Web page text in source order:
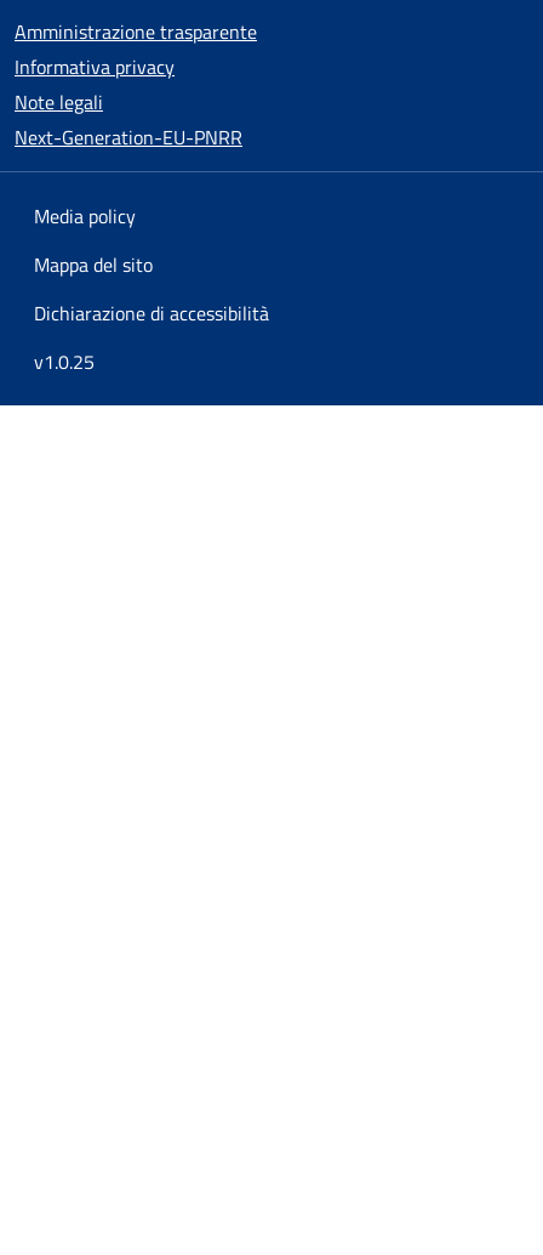
Amministrazione trasparente
Informativa privacy
Note legali
Next-Generation-EU-PNRR
Media policy
Mappa del sito
Dichiarazione di accessibilità
v1.0.25